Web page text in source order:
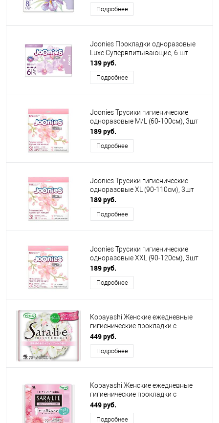
Подробнее
Joonies Прокладки одноразовые
Luxe Супервпитывающие, 6 шт
139 руб.
Подробнее
Joonies Трусики гигиенические
одноразовые M/L (60-100см), 3шт
189 руб.
Подробнее
Joonies Трусики гигиенические
одноразовые ХL (90-110см), 3шт
189 руб.
Подробнее
Joonies Трусики гигиенические
одноразовые ХХL (90-120см), 3шт
189 руб.
Подробнее
Kobayashi Женские ежедневные
гигиенические прокладки с
ароматом белых цветов, 72 шт
449 руб.
Подробнее
Kobayashi Женские ежедневные
гигиенические прокладки с
природным льном, 72 шт
449 руб.
Подробнее